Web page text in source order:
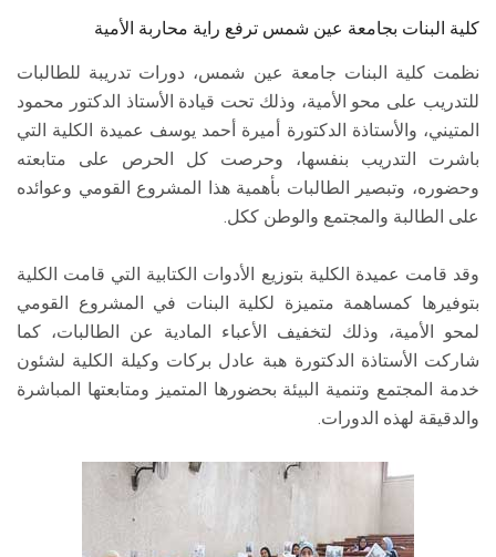
سجل الان
كلية البنات بجامعة عين شمس ترفع راية محاربة الأمية
نظمت كلية البنات جامعة عين شمس، دورات تدريبة للطالبات
للتدريب على محو الأمية، وذلك تحت قيادة الأستاذ الدكتور محمود
المتيني، والأستاذة الدكتورة أميرة أحمد يوسف عميدة الكلية التي
باشرت التدريب بنفسها، وحرصت كل الحرص على متابعته
وحضوره، وتبصير الطالبات بأهمية هذا المشروع القومي وعوائده
على الطالبة والمجتمع والوطن ككل.
وقد قامت عميدة الكلية بتوزيع الأدوات الكتابية التي قامت الكلية
بتوفيرها كمساهمة متميزة لكلية البنات في المشروع القومي
لمحو الأمية، وذلك لتخفيف الأعباء المادية عن الطالبات، كما
شاركت الأستاذة الدكتورة هبة عادل بركات وكيلة الكلية لشئون
خدمة المجتمع وتنمية البيئة بحضورها المتميز ومتابعتها المباشرة
والدقيقة لهذه الدورات.